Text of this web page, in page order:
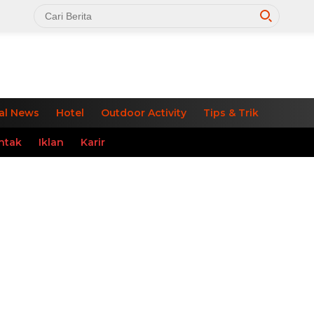
News Hotel Outdoor Activity Tips & Trik
Iklan Karir